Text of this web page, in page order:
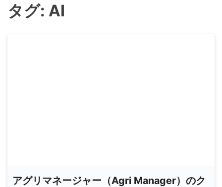
タグ: AI
アグリマネージャー（Agri Manager）のク